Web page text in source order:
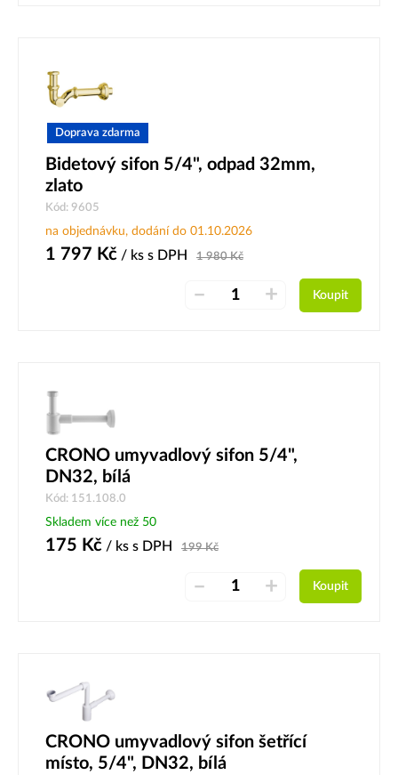
Doprava zdarma
Bidetový sifon 5/4", odpad 32mm,
zlato
Kód: 9605
na objednávku, dodání do 01.10.2026
1 797 Kč / ks s DPH 1 980Kč
– + Koupit
CRONO umyvadlový sifon 5/4",
DN32, bílá
Kód: 151.108.0
Skladem více než 50
175 Kč / ks s DPH 199Kč
– + Koupit
CRONO umyvadlový sifon šetřící
místo, 5/4", DN32, bílá